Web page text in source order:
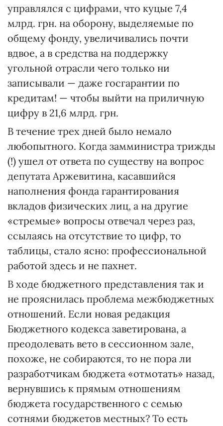
управлялся с цифрами, что куцые 7,4
млрд. грн. на оборону, выделяемые по
общему фонду, увеличивались почти
вдвое, а в средства на поддержку
угольной отрасли чего только ни
записывали — даже госгарантии по
кредитам! — чтобы выйти на приличную
цифру в 21,6 млрд. грн.
В течение трех дней было немало
любопытного. Когда замминистра трижды
(!) ушел от ответа по существу на вопрос
депутата Аржевитина, касавшийся
наполнения фонда гарантирования
вкладов физических лиц, а на другие
«стремые» вопросы отвечал через раз,
ссылаясь на отсутствие то цифр, то
таблицы, стало ясно: профессиональной
работой здесь и не пахнет.
В ходе бюджетного представления так и
не прояснилась проблема межбюджетных
отношений. Если новая редакция
Бюджетного кодекса заветирована, а
преодолевать вето в сессионном зале,
похоже, не собираются, то не пора ли
разработчикам бюджета «отмотать» назад,
вернувшись к прямым отношениям
бюджета государственного с семью
сотнями бюджетов местных? То есть